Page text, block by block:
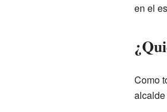
en el
Como